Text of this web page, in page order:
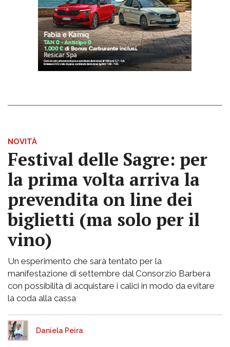
NOVITÀ
Festival delle Sagre: per
la prima volta arriva la
prevendita on line dei
biglietti (ma solo per il
vino)
Un esperimento che sarà tentato per la
manifestazione di settembre dal Consorzio Barbera
con possibilità di acquistare i calici in modo da evitare
la coda alla cassa
Daniela Peira